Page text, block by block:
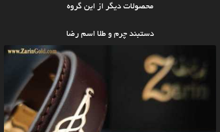
محصولات دیگر از این گروه
دستبند چرم و طلا اسم رضا